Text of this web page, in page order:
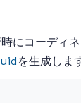
にコーディ
を生成しま